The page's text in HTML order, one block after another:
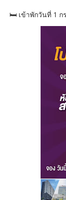
🛏️ เข้าพักวันที่ 1 ก